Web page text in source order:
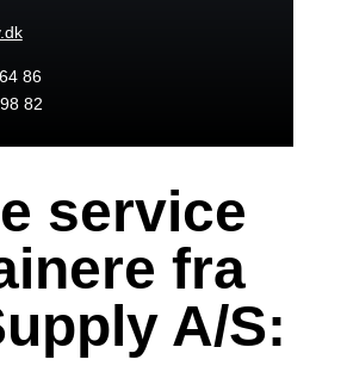
86
82
service
fra
A/S: